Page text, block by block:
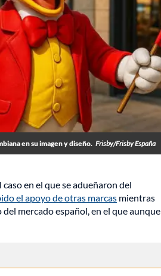
en su imagen y diseño. Frisby/Frisby España
en el que se adueñaron del
el apoyo de otras marcas mientras
mercado español, en el que aunque